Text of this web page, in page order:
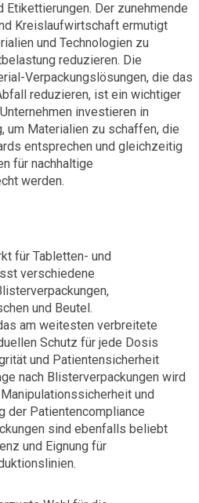
Etikettierungen. Der zunehmende
Kreislaufwirtschaft ermutigt
und Technologien zu
reduzieren. Die
Verpackungslösungen, die das
reduzieren, ist ein wichtiger
investieren in
um Materialien zu schaffen, die
entsprechen und gleichzeitig
für nachhaltige
werden.
für Tabletten- und
verschiedene
und Beutel.
am weitesten verbreitete
Schutz für jede Dosis
und Patientensicherheit
nach Blisterverpackungen wird
und
der Patientencompliance
sind ebenfalls beliebt
und Eignung für